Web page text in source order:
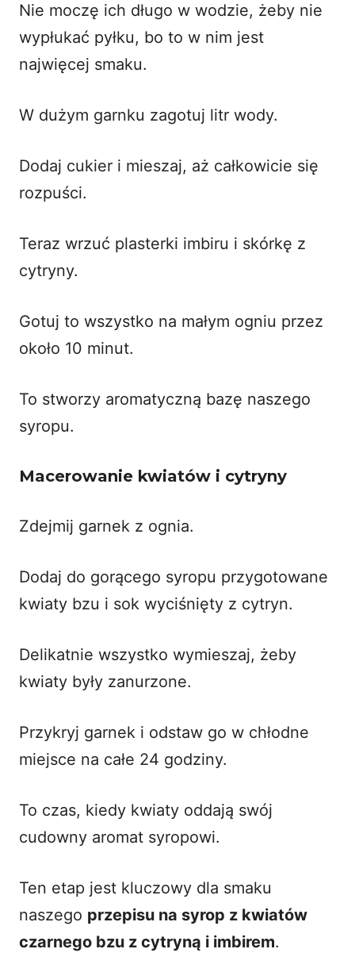
Nie moczę ich długo w wodzie, żeby nie
wypłukać pyłku, bo to w nim jest
najwięcej smaku.
W dużym garnku zagotuj litr wody.
Dodaj cukier i mieszaj, aż całkowicie się
rozpuści.
Teraz wrzuć plasterki imbiru i skórkę z
cytryny.
Gotuj to wszystko na małym ogniu przez
około 10 minut.
To stworzy aromatyczną bazę naszego
syropu.
Macerowanie kwiatów i cytryny
Zdejmij garnek z ognia.
Dodaj do gorącego syropu przygotowane
kwiaty bzu i sok wyciśnięty z cytryn.
Delikatnie wszystko wymieszaj, żeby
kwiaty były zanurzone.
Przykryj garnek i odstaw go w chłodne
miejsce na całe 24 godziny.
To czas, kiedy kwiaty oddają swój
cudowny aromat syropowi.
Ten etap jest kluczowy dla smaku
naszego przepisu na syrop z kwiatów
czarnego bzu z cytryną i imbirem.